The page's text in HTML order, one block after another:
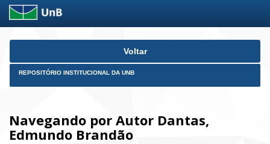
Skip
Voltar
REPOSITÓRIO INSTITUCIONAL DA UNB
Navegando por Autor Dantas,
Edmundo Brandão